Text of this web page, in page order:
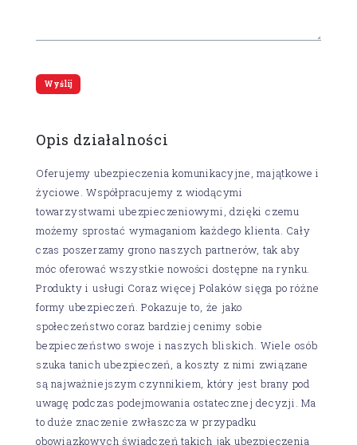
Opis działalności
Oferujemy ubezpieczenia komunikacyjne, majątkowe i
życiowe. Współpracujemy z wiodącymi
towarzystwami ubezpieczeniowymi, dzięki czemu
możemy sprostać wymaganiom każdego klienta. Cały
czas poszerzamy grono naszych partnerów, tak aby
móc oferować wszystkie nowości dostępne na rynku.
Produkty i usługi Coraz więcej Polaków sięga po różne
formy ubezpieczeń. Pokazuje to, że jako
społeczeństwo coraz bardziej cenimy sobie
bezpieczeństwo swoje i naszych bliskich. Wiele osób
szuka tanich ubezpieczeń, a koszty z nimi związane
są najważniejszym czynnikiem, który jest brany pod
uwagę podczas podejmowania ostatecznej decyzji. Ma
to duże znaczenie zwłaszcza w przypadku
obowiązkowych świadczeń takich jak ubezpieczenia